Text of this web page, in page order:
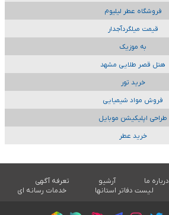
فروشگاه عطر لیلیوم
قیمت میلگردآجدار
به موزیک
هتل قصر طلایی مشهد
خرید تور
فروش مواد شیمیایی
طراحی اپلیکیشن موبایل
خرید عطر
درباره ما آرشیو
تعرفه آگهی
لیست دفاتر استانها خدمات رسانه ای